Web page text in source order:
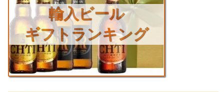
輸入ビール
ギフトランキング